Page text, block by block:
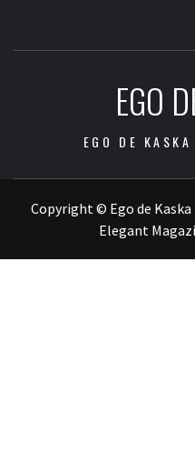
EGO
EGO DE
Copyright © Ego de Kaska
Elegant